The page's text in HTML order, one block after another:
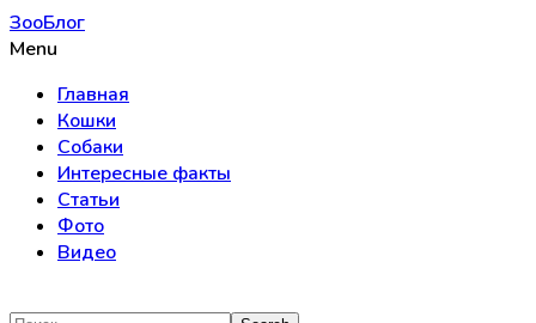
ЗооБлог
Menu
Главная
Кошки
Собаки
Интересные факты
Статьи
Фото
Видео